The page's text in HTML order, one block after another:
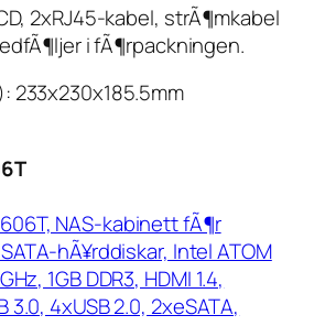
2xRJ45-kabel, strÃ¶mkabel
i fÃ¶rpackningen.
233x230x185.5mm
NAS-kabinett fÃ¶r
hÃ¥rddiskar, Intel ATOM
1GB DDR3, HDMI 1.4,
3.0, 4xUSB 2.0, 2xeSATA,